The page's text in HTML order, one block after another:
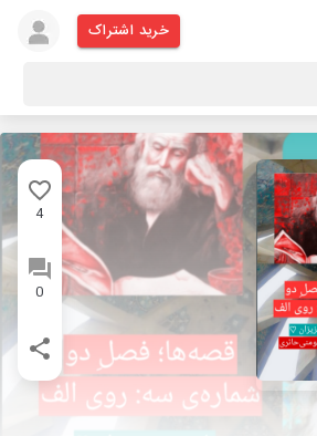
خرید اشتراک
4
0